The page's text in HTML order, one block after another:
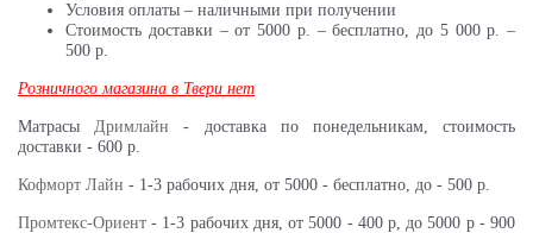
Условия оплаты – наличными при получении
Стоимость доставки – от 5000 р. – бесплатно, до 5 000 р. –
500 р.
Розничного магазина в Твери нет
МатрасыДримлайн - доставка по понедельникам, стоимость
доставки - 600 р.
Кофморт Лайн - 1-3 рабочих дня, от 5000 - бесплатно, до - 500 р.
Промтекс-Ориент - 1-3 рабочих дня, от 5000 - 400 р, до 5000 р - 900